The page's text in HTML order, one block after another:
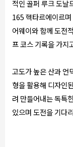
적인 골퍼 루크 도날
165 헥타르에이르
어웨이와 함께 도전
프 코스 기록을 가지
고도가 높은 산과 언
형을 활용해 디자인
려 만들어내는 독특
있으며 도전을 기다